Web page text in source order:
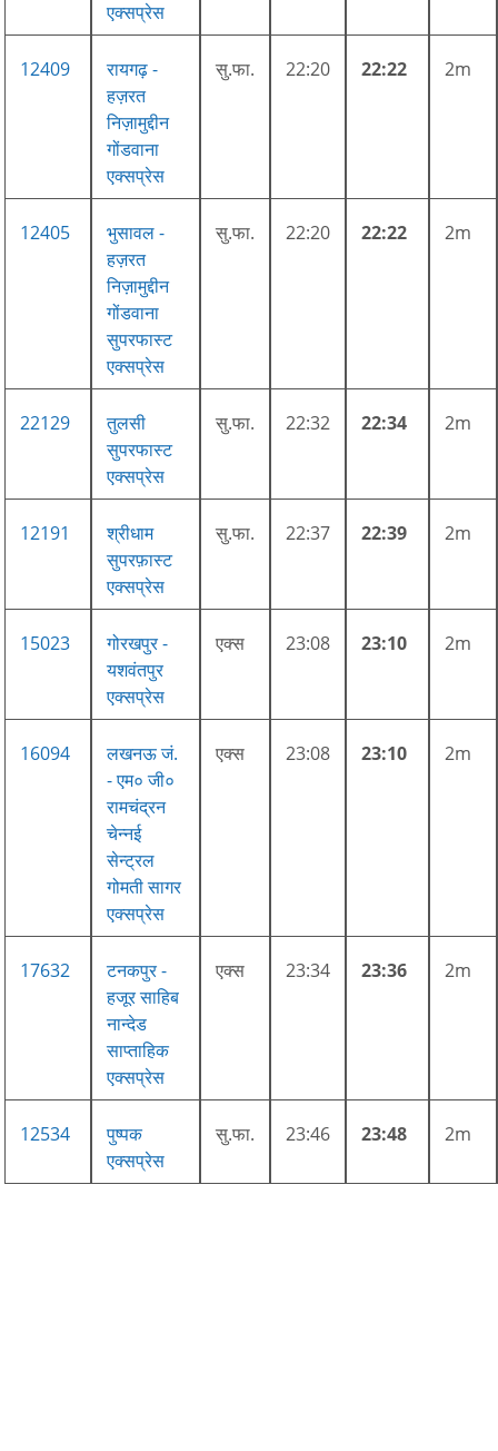
एक्सप्रेस
12409
रायगढ़ -
हज़रत
निज़ामुद्दीन
गोंडवाना
एक्सप्रेस
सु.फा. 22:20 22:22 2m
12405
भुसावल -
हज़रत
निज़ामुद्दीन
गोंडवाना
सुपरफास्ट
एक्सप्रेस
सु.फा. 22:20 22:22 2m
22129
तुलसी
सुपरफास्ट
एक्सप्रेस
सु.फा. 22:32 22:34 2m
12191
श्रीधाम
सुपरफ़ास्ट
एक्सप्रेस
सु.फा. 22:37 22:39 2m
15023
गोरखपुर -
यशवंतपुर
एक्सप्रेस
एक्स 23:08 23:10 2m
16094
लखनऊ जं.
- एम० जी०
रामचंद्रन
चेन्नई
सेन्ट्रल
गोमती सागर
एक्सप्रेस
एक्स 23:08 23:10 2m
17632
टनकपुर -
हजूर साहिब
नान्देड
साप्ताहिक
एक्सप्रेस
एक्स 23:34 23:36 2m
12534
पुष्पक
एक्सप्रेस
सु.फा. 23:46 23:48 2m